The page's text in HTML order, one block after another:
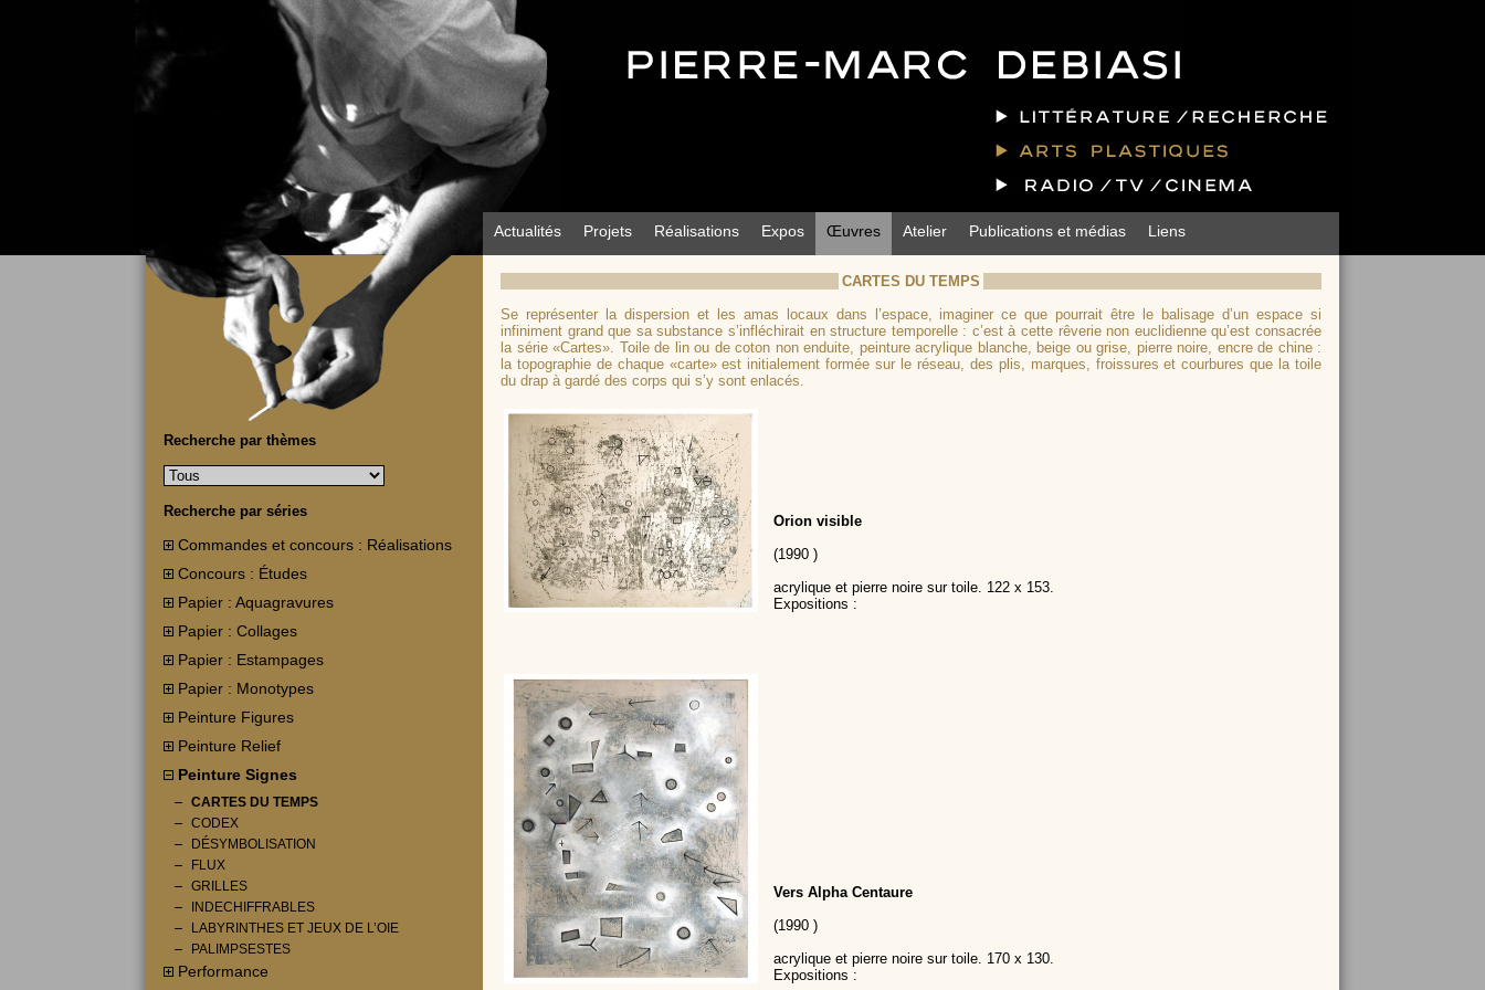
Actualités Projets Réalisations Expos Œuvres Atelier Publications et médias Liens
Recherche par thèmes
Recherche par séries
Commandes et concours : Réalisations
Concours : Études
Papier : Aquagravures
Papier : Collages
Papier : Estampages
Papier : Monotypes
Peinture Figures
Peinture Relief
Peinture Signes
CARTES DU TEMPS
CODEX
DÉSYMBOLISATION
FLUX
GRILLES
INDECHIFFRABLES
LABYRINTHES ET JEUX DE L’OIE
PALIMPSESTES
Performance
CARTES DU TEMPS
Se représenter la dispersion et les amas locaux dans l’espace, imaginer ce que pourrait être le balisage d’un espace si
infiniment grand que sa substance s’infléchirait en structure temporelle : c’est à cette rêverie non euclidienne qu’est consacrée
la série «Cartes». Toile de lin ou de coton non enduite, peinture acrylique blanche, beige ou grise, pierre noire, encre de chine :
la topographie de chaque «carte» est initialement formée sur le réseau, des plis, marques, froissures et courbures que la toile
du drap à gardé des corps qui s’y sont enlacés.
Orion visible
(1990 )
acrylique et pierre noire sur toile. 122 x 153.
Expositions :
Vers Alpha Centaure
(1990 )
acrylique et pierre noire sur toile. 170 x 130.
Expositions :